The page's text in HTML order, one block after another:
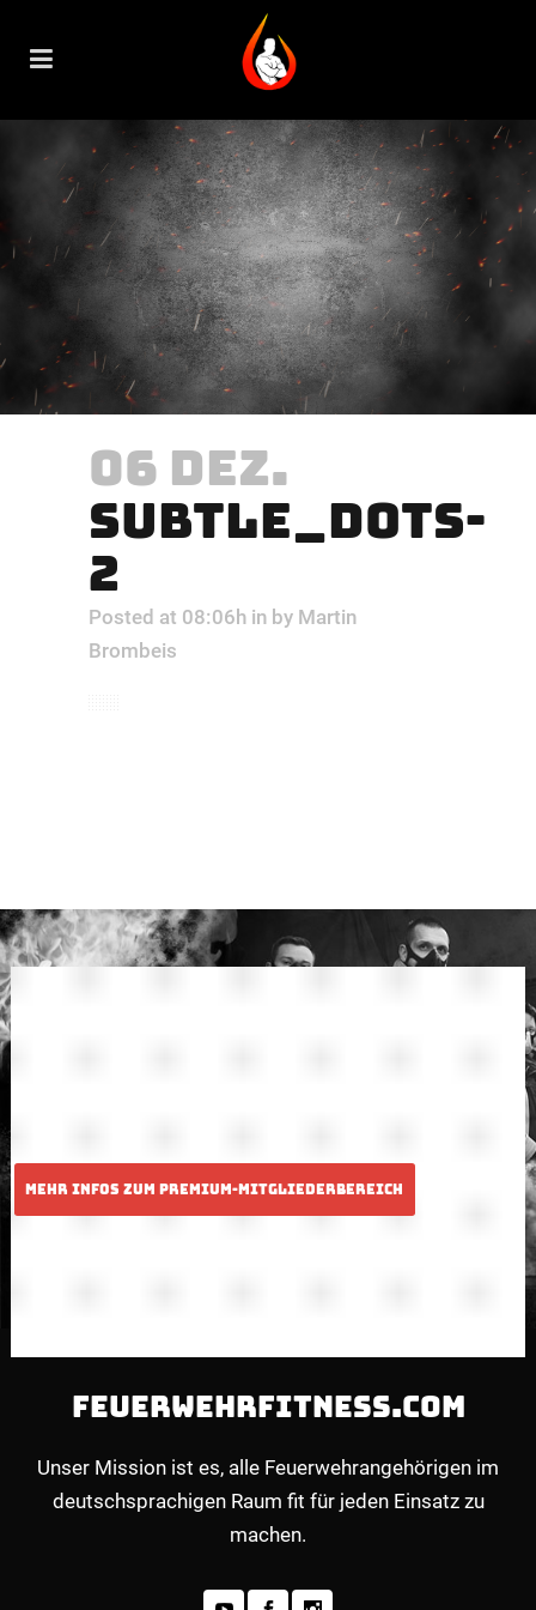
06 DEZ.
SUBTLE_DOTS-
2
Posted at 08:06h in by Martin
Brombeis
FEUERWEHRFITNESS.COM
Unser Mission ist es, alle Feuerwehrangehörigen im
deutschsprachigen Raum fit für jeden Einsatz zu
machen.